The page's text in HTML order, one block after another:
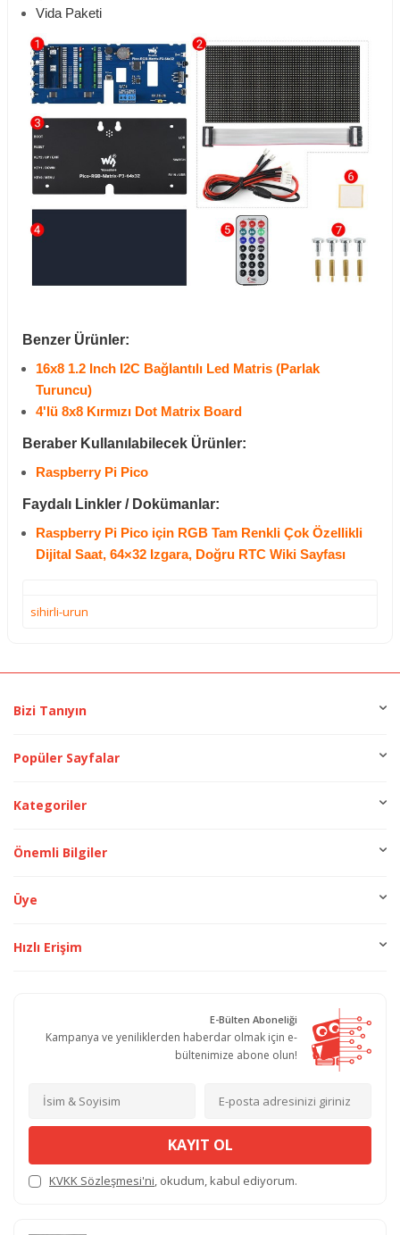
Vida Paketi
Benzer Ürünler:
16x8 1.2 Inch I2C Bağlantılı Led Matris (Parlak
Turuncu)
4'lü 8x8 Kırmızı Dot Matrix Board
Beraber Kullanılabilecek Ürünler:
Raspberry Pi Pico
Faydalı Linkler / Dokümanlar:
Raspberry Pi Pico için RGB Tam Renkli Çok Özellikli
Dijital Saat, 64×32 Izgara, Doğru RTC Wiki Sayfası
sihirli-urun
Bizi Tanıyın
Popüler Sayfalar
Kategoriler
Önemli Bilgiler
Üye
Hızlı Erişim
E-Bülten Aboneliği
Kampanya ve yeniliklerden haberdar olmak için e-
bültenimize abone olun!
KAYIT OL
KVKK Sözleşmesi'ni, okudum, kabul ediyorum.